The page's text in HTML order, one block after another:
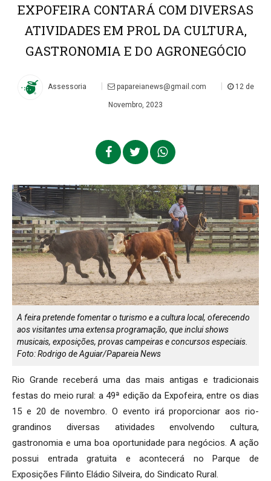
EXPOFEIRA CONTARÁ COM DIVERSAS
ATIVIDADES EM PROL DA CULTURA,
GASTRONOMIA E DO AGRONEGÓCIO
Assessoria | papareianews@gmail.com | 12 de
Novembro, 2023
A feira pretende fomentar o turismo e a cultura local, oferecendo
aos visitantes uma extensa programação, que inclui shows
musicais, exposições, provas campeiras e concursos especiais.
Foto: Rodrigo de Aguiar/Papareia News
Rio Grande receberá uma das mais antigas e tradicionais
festas do meio rural: a 49ª edição da Expofeira, entre os dias
15 e 20 de novembro. O evento irá proporcionar aos rio-
grandinos diversas atividades envolvendo cultura,
gastronomia e uma boa oportunidade para negócios. A ação
possui entrada gratuita e acontecerá no Parque de
Exposições Filinto Eládio Silveira, do Sindicato Rural.